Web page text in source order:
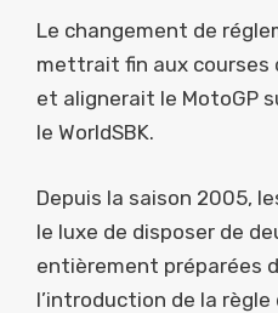
Le changement de
mettrait fin aux courses
et alignerait le MotoGP
le WorldSBK.
Depuis la saison 2005,
le luxe de disposer de
entièrement préparées
l’introduction de la